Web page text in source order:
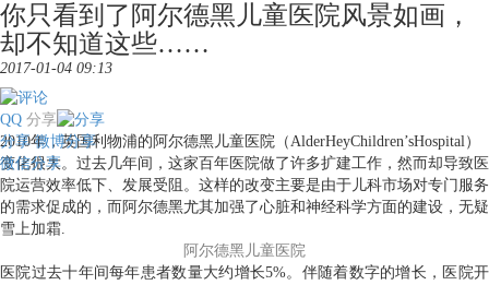
你只看到了阿尔德黑儿童医院风景如画，
却不知道这些……
2017-01-04 09:13
分享
QQ
分享 微博分享
微信分享
2010年，英国利物浦的阿尔德黑儿童医院（AlderHeyChildren’sHospital）
变化很大。过去几年间，这家百年医院做了许多扩建工作，然而却导致医
院运营效率低下、发展受阻。这样的改变主要是由于儿科市场对专门服务
的需求促成的，而阿尔德黑尤其加强了心脏和神经科学方面的建设，无疑
雪上加霜.
阿尔德黑儿童医院
医院过去十年间每年患者数量大约增长5%。伴随着数字的增长，医院开